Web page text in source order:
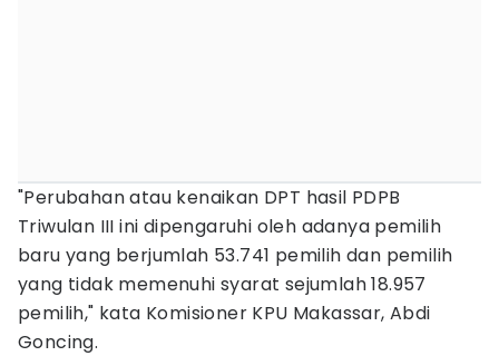
"Perubahan atau kenaikan DPT hasil PDPB
Triwulan III ini dipengaruhi oleh adanya pemilih
baru yang berjumlah 53.741 pemilih dan pemilih
yang tidak memenuhi syarat sejumlah 18.957
pemilih," kata Komisioner KPU Makassar, Abdi
Goncing.